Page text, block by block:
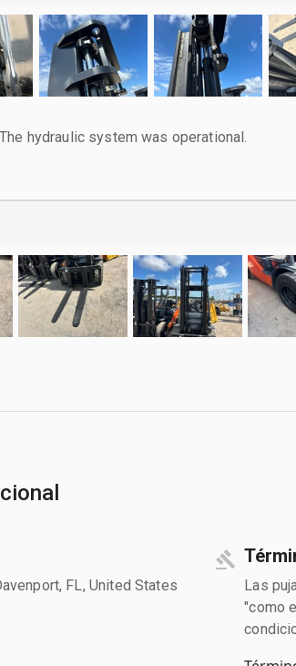
The hydraulic system was operational.
FL, United States
Las
"como